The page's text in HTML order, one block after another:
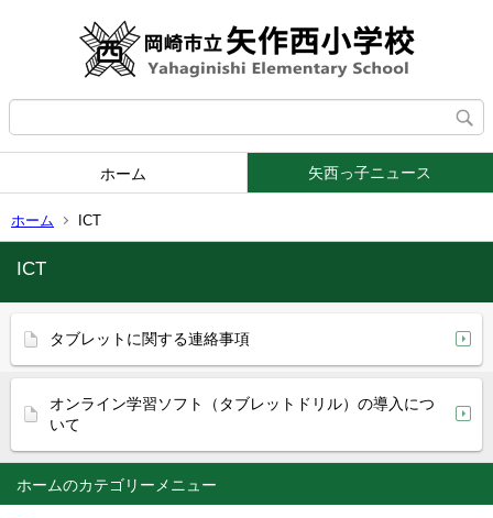
ホーム 矢西っ子ニュース
ホーム ICT
ホーム
ICT
タブレットに関する連絡事項
オンライン学習ソフト（タブレットドリル）の導入につ
いて